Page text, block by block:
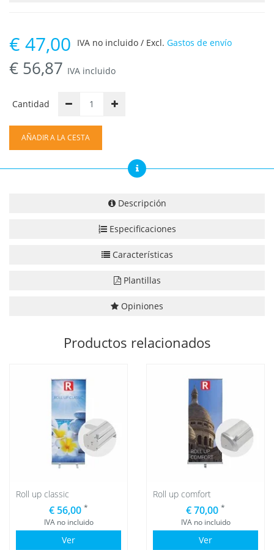
€ 47,00
€ 56,87 IVA incluido
IVA no incluido / Excl. Gastos de envío
Cantidad
AÑADIR A LA CESTA
Descripción
Especificaciones
Características
Plantillas
Opiniones
Productos relacionados
Roll up classic
€ 56,00 *
IVA no incluido
Ver
Roll up comfort
€ 70,00 *
IVA no incluido
Ver